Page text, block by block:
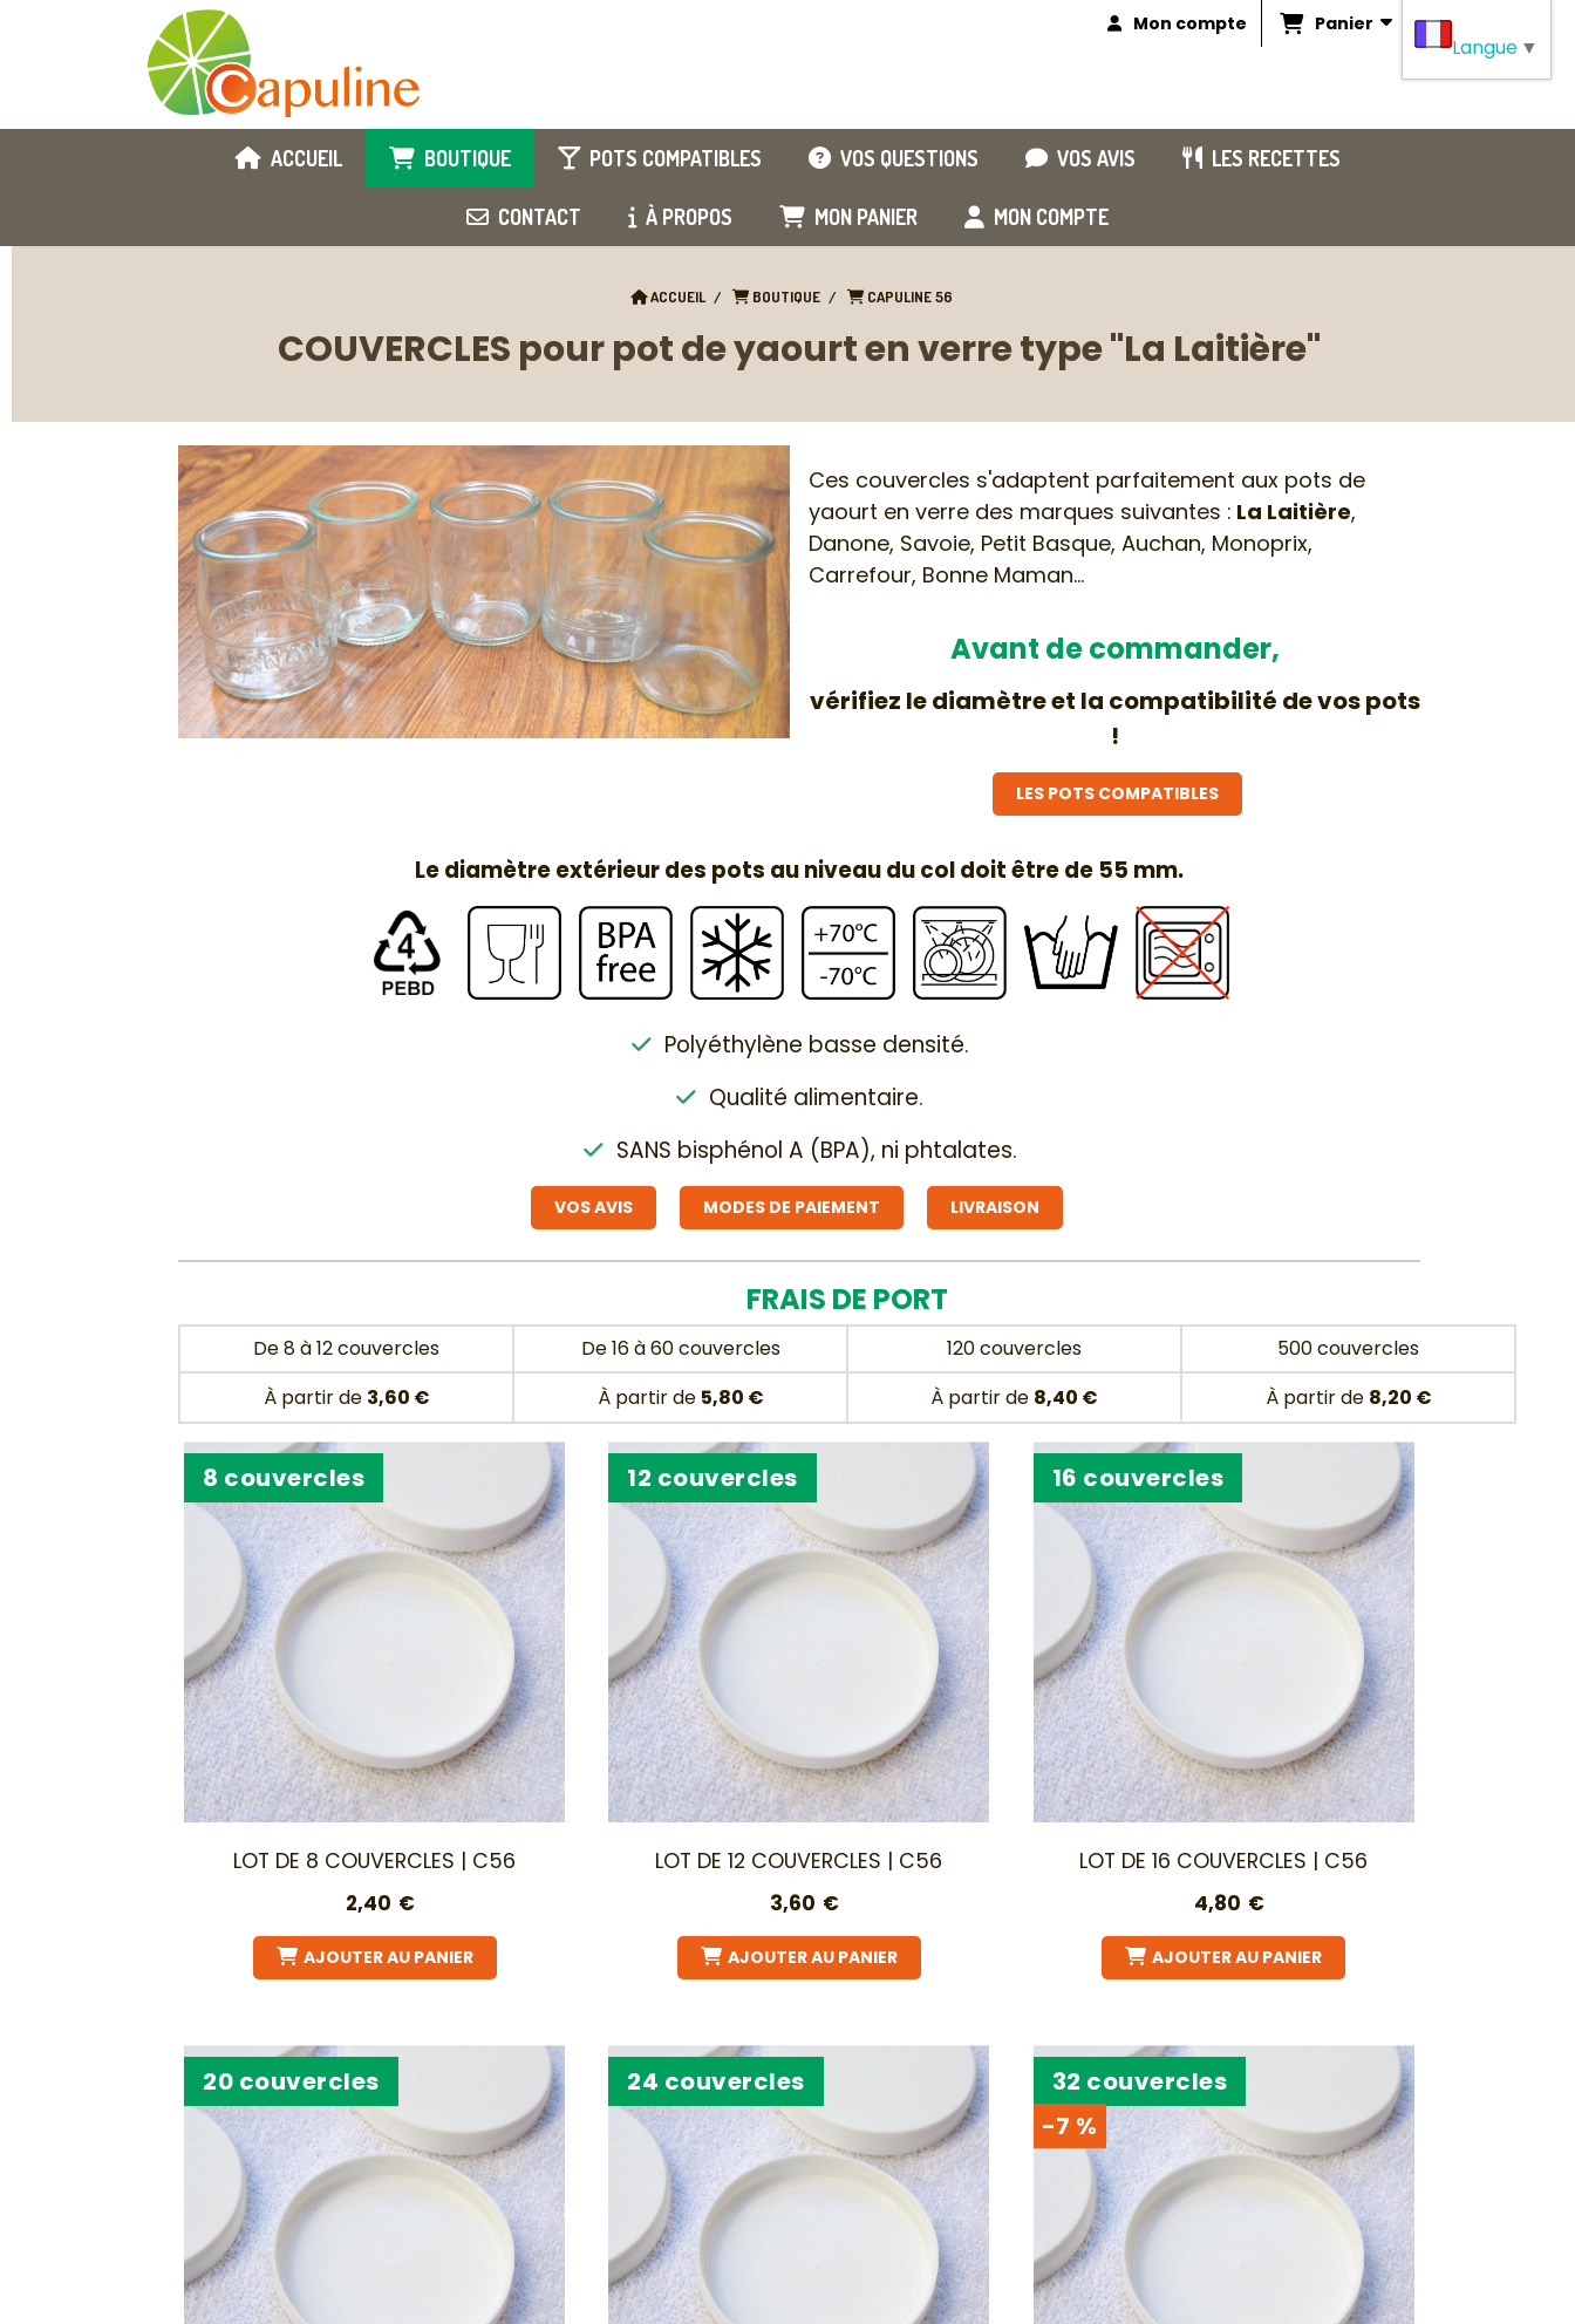
Mon compte Panier
ACCUEIL BOUTIQUE POTS COMPATIBLES VOS QUESTIONS VOS AVIS LES RECETTES
CONTACT À PROPOS MON PANIER MON COMPTE
ACCUEIL BOUTIQUE CAPULINE 56
COUVERCLES pour pot de yaourt en verre type "La Laitière"
Ces couvercles s'adaptent parfaitement aux pots de
yaourt en verre des marques suivantes : La Laitière,
Danone, Savoie, Petit Basque, Auchan, Monoprix,
Carrefour, Bonne Maman…
Avant de commander,
vérifiez le diamètre et la compatibilité de vos pots
!
LES POTS COMPATIBLES
Le diamètre extérieur des pots au niveau du col doit être de 55 mm.
 Polyéthylène basse densité.
 Qualité alimentaire.
 SANS bisphénol A (BPA), ni phtalates.
VOS AVIS MODES DE PAIEMENT LIVRAISON
FRAIS DE PORT
De 8 à 12 couvercles De 16 à 60 couvercles 120 couvercles
500 couvercles
À partir de 3,60 € À partir de 5,80 € À partir de 8,40 € À partir de 8,20 €
8 couvercles
LOT DE 8 COUVERCLES | C56
2,40 €
AJOUTER AU PANIER
12 couvercles
LOT DE 12 COUVERCLES | C56
3,60 €
AJOUTER AU PANIER
16 couvercles
LOT DE 16 COUVERCLES | C56
4,80 €
AJOUTER AU PANIER
20 couvercles 24 couvercles
32 couvercles
-7 %
Langue ▼